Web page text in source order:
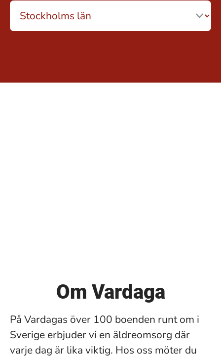
Om Vardaga
På Vardagas över 100 boenden runt om i
Sverige erbjuder vi en äldreomsorg där
varje dag är lika viktig. Hos oss möter du